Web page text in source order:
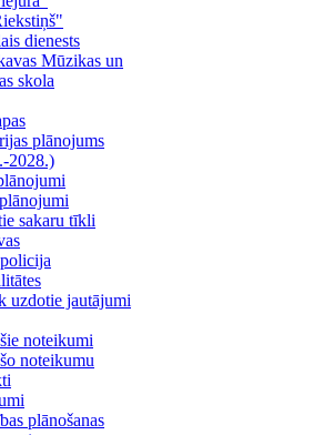
dienests
Mūzikas un
skola
plānojums
2028.)
sakaru tīkli
uzdotie jautājumi
noteikumi
noteikumu
plānošanas